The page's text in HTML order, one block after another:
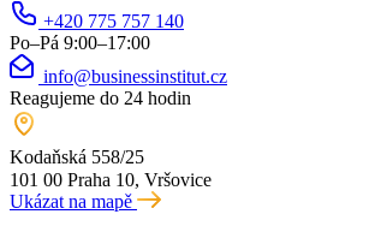
+420 775 757 140
Po–Pá 9:00–17:00
info@businessinstitut.cz
Reagujeme do 24 hodin
Kodaňská 558/25
101 00 Praha 10, Vršovice
Ukázat na mapě